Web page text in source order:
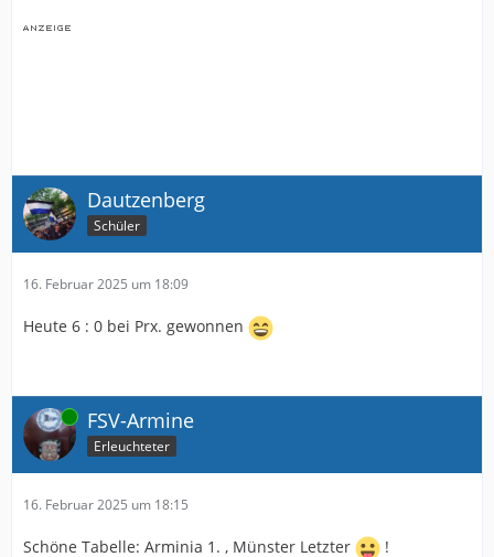
Dautzenberg
Schüler
16. Februar 2025 um 18:09
Heute 6 : 0 bei Prx. gewonnen
Online FSV-Armine
Erleuchteter
16. Februar 2025 um 18:15
Schöne Tabelle: Arminia 1. , Münster Letzter !